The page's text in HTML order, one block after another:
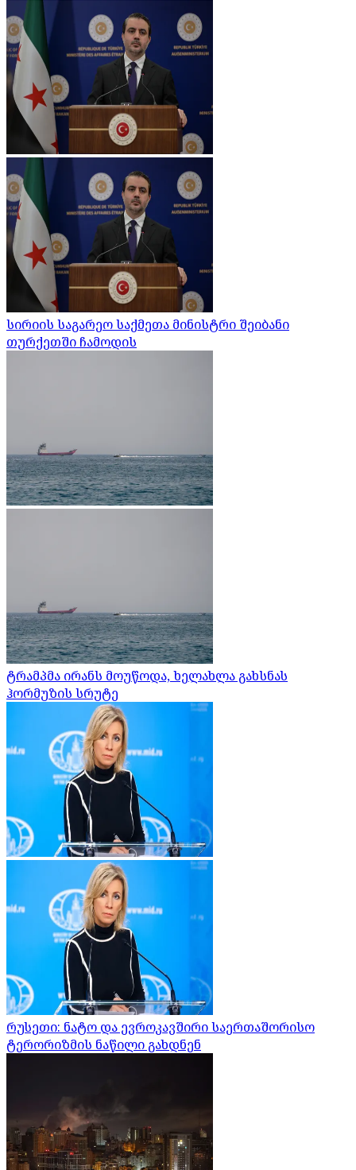
სირიის საგარეო საქმეთა მინისტრი შეიბანი
თურქეთში ჩამოდის
ტრამპმა ირანს მოუწოდა, ხელახლა გახსნას
ჰორმუზის სრუტე
რუსეთი: ნატო და ევროკავშირი საერთაშორისო
ტერორიზმის ნაწილი გახდნენ